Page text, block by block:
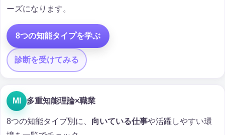
ーズになります。
8つの知能タイプを学ぶ
診断を受けてみる
MI 多重知能理論×職業
8つの知能タイプ別に、 向いている仕事や活躍しやすい環